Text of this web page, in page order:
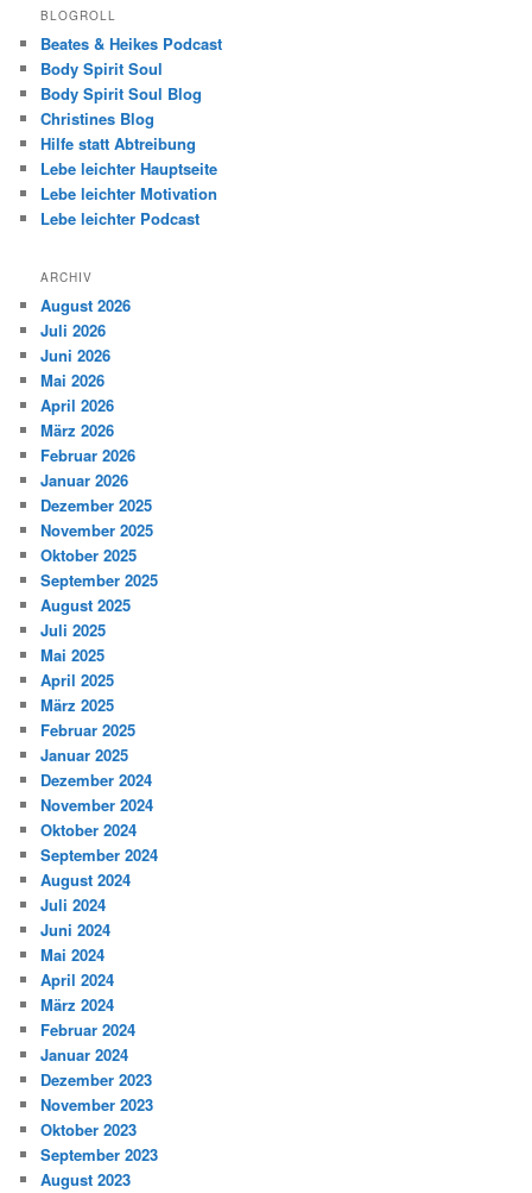
BLOGROLL
Beates & Heikes Podcast
Body Spirit Soul
Body Spirit Soul Blog
Christines Blog
Hilfe statt Abtreibung
Lebe leichter Hauptseite
Lebe leichter Motivation
Lebe leichter Podcast
ARCHIV
August 2026
Juli 2026
Juni 2026
Mai 2026
April 2026
März 2026
Februar 2026
Januar 2026
Dezember 2025
November 2025
Oktober 2025
September 2025
August 2025
Juli 2025
Mai 2025
April 2025
März 2025
Februar 2025
Januar 2025
Dezember 2024
November 2024
Oktober 2024
September 2024
August 2024
Juli 2024
Juni 2024
Mai 2024
April 2024
März 2024
Februar 2024
Januar 2024
Dezember 2023
November 2023
Oktober 2023
September 2023
August 2023